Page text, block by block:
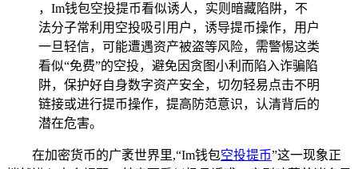
，Im钱包空投提币看似诱人，实则暗藏陷阱，不
法分子常利用空投吸引用户，诱导提币操作，用户
一旦轻信，可能遭遇资产被盗等风险，需警惕这类
看似“免费”的空投，避免因贪图小利而陷入诈骗陷
阱，保护好自身数字资产安全，切勿轻易点击不明
链接或进行提币操作，提高防范意识，认清背后的
潜在危害。
在加密货币的广袤世界里,“Im钱包空投提币”这一现象正